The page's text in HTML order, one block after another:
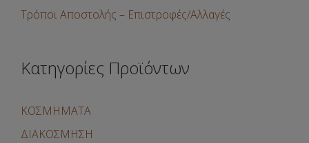
Τρόποι Αποστολής – Επιστροφές/Αλλαγές
Κατηγορίες Προϊόντων
ΚΟΣΜΗΜΑΤΑ
ΔΙΑΚΟΣΜΗΣΗ